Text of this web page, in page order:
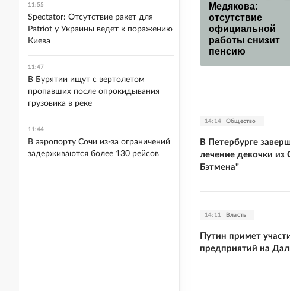
Медякова:
отсутствие
официальной
работы снизит
пенсию
14:14 Общество
В Петербурге
лечение девочки
Бэтмена"
14:11 Власть
Путин примет
предприятий на
11:55
Spectator: Отсутствие ракет для
Patriot у Украины ведет к поражению
Киева
11:47
В Бурятии ищут с вертолетом
пропавших после опрокидывания
грузовика в реке
11:44
В аэропорту Сочи из-за ограничений
задерживаются более 130 рейсов